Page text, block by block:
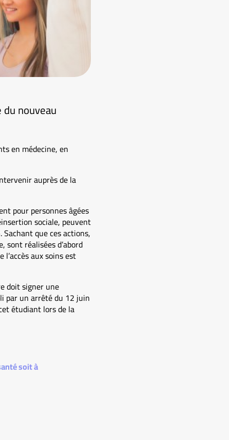
nouveau
en médecine, en
auprès de la
pour personnes âgées
sociale, peuvent
que ces actions,
réalisées d’abord
aux soins est
doit signer une
par un arrêté du 12 juin
étudiant lors de la
soit à